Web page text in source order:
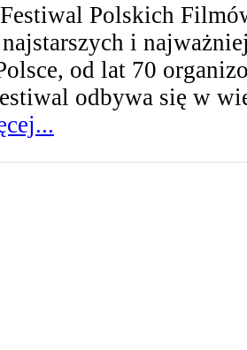
Festiwal Polskich
i
od lat 70
odbywa się w